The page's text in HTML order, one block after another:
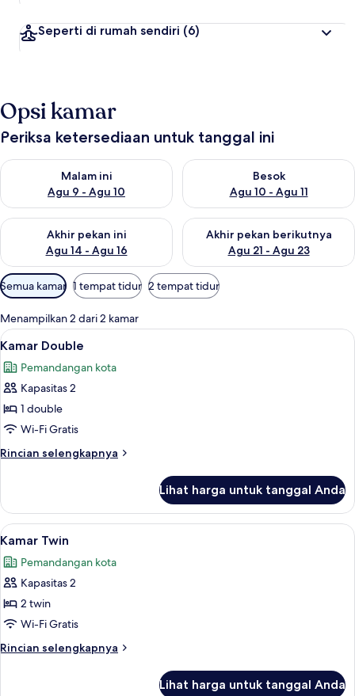
Seperti di rumah sendiri (6)
Opsi kamar
Periksa ketersediaan untuk tanggal ini
Malam ini
Agu 9 - Agu 10
Periksa ketersediaan untuk malam ini Agu 9 - Agu 10
Besok
Agu 10 - Agu 11
Periksa ketersediaan untuk
Akhir pekan ini
Agu 14 - Agu 16
Periksa ketersediaan untuk akhir pekan ini Agu 14 - Agu 16
Akhir pekan berikutnya
Agu 21 - Agu 23
Periksa ketersediaan untuk
Filter
tersedia
untuk
kamar
Semua kamar 1 tempat tidur 2 tempat tidur
Menampilkan 2 dari 2 kamar
Lihat
semua
foto
untuk
Kamar
Double
Kamar Double | Minibar, brankas,
6
Kamar Double
Pemandangan kota
Kapasitas 2
1 double
Wi-Fi Gratis
Rincian selengkapnya
Rincian
Kamar
Double
Lihat harga untuk tanggal Anda
Lihat
semua
foto
untuk
Kamar
Twin
Minibar, brankas, meja kerja, dan
3
Kamar Twin
Pemandangan kota
Kapasitas 2
2 twin
Wi-Fi Gratis
Rincian selengkapnya
Rincian
Lihat harga untuk tanggal Anda